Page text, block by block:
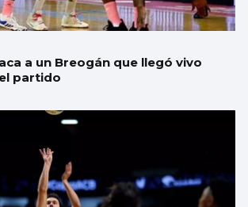
a un Breogán que llegó vivo
partido